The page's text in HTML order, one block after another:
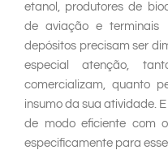
etanol, produtores de
de aviação e terminais
depósitos precisam ser
especial atenção,
comercializam, quanto
insumo da sua atividade.
de modo eficiente com
especificamente para